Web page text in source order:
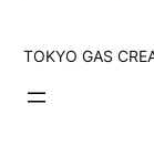
TOKYO GAS